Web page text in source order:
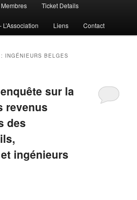
Membres Ticket Details
L’Association Liens Contact
INGÉNIEURS BELGES
sur la
revenus
des
ingénieurs